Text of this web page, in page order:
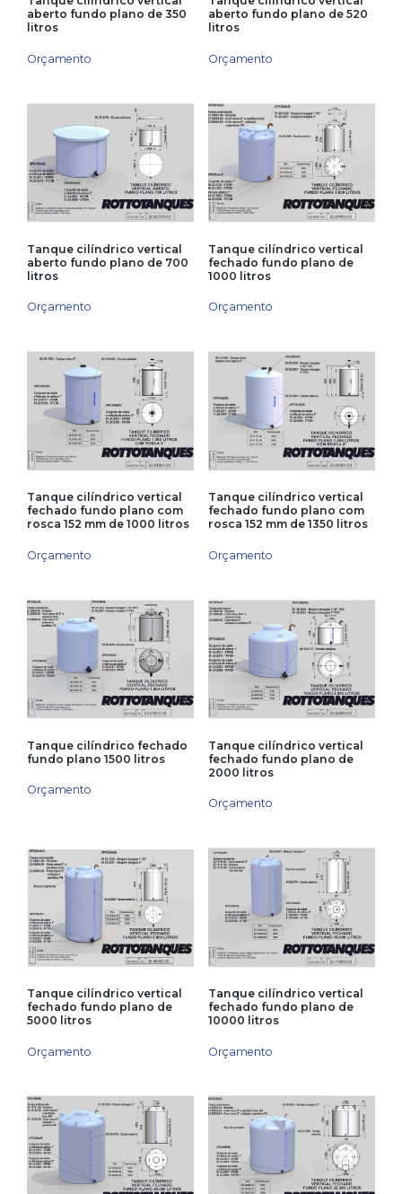
aberto fundo plano de 350
litros
Orçamento
aberto fundo plano de 520
litros
Orçamento
Tanque cilíndrico vertical
aberto fundo plano de 700
litros
Orçamento
Tanque cilíndrico vertical
fechado fundo plano de
1000 litros
Orçamento
Tanque cilíndrico vertical
fechado fundo plano com
rosca 152 mm de 1000 litros
Orçamento
Tanque cilíndrico vertical
fechado fundo plano com
rosca 152 mm de 1350 litros
Orçamento
Tanque cilíndrico fechado
fundo plano 1500 litros
Orçamento
Tanque cilíndrico vertical
fechado fundo plano de
2000 litros
Orçamento
Tanque cilíndrico vertical
fechado fundo plano de
5000 litros
Orçamento
Tanque cilíndrico vertical
fechado fundo plano de
10000 litros
Orçamento